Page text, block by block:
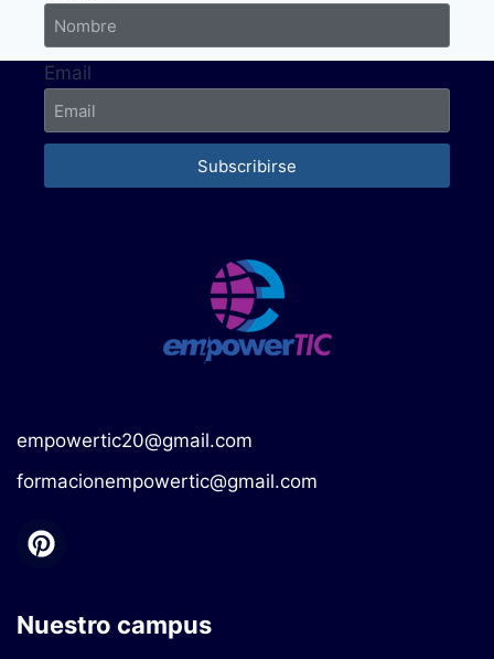
Email
Subscribirse
empowertic20@gmail.com
formacionempowertic@gmail.com
Nuestro campus